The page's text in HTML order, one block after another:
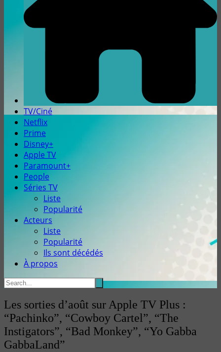
TV/Ciné
Netflix
Prime
Disney+
Apple TV
Paramount+
People
Séries TV
Liste
Popularité
Acteurs
Liste
Popularité
Ils sont décédés
À propos
Les sorties d’août sur Apple TV Plus :
“Pachinko”, “Cowboy Cartel”, “The
Instigators”, “Bad Monkey”, “Yo Gabba
GabbaLand”